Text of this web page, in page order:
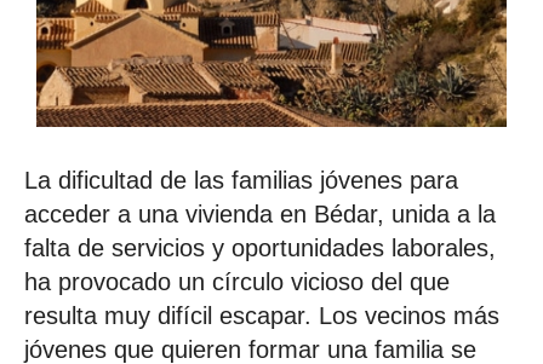
La dificultad de las familias jóvenes para
acceder a una vivienda en Bédar, unida a la
falta de servicios y oportunidades laborales,
ha provocado un círculo vicioso del que
resulta muy difícil escapar. Los vecinos más
jóvenes que quieren formar una familia se